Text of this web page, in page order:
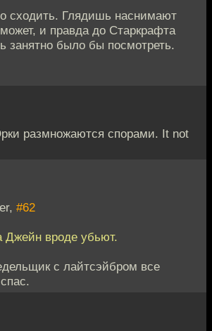
сходить. Глядишь наснимают
и правда до Старкрафта
занятно было бы посмотреть.
размножаются спорами. It not
#62
Джейн вроде убьют.
с лайтсэйбром все